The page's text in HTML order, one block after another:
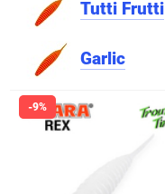
Tutti Frutti
Garlic